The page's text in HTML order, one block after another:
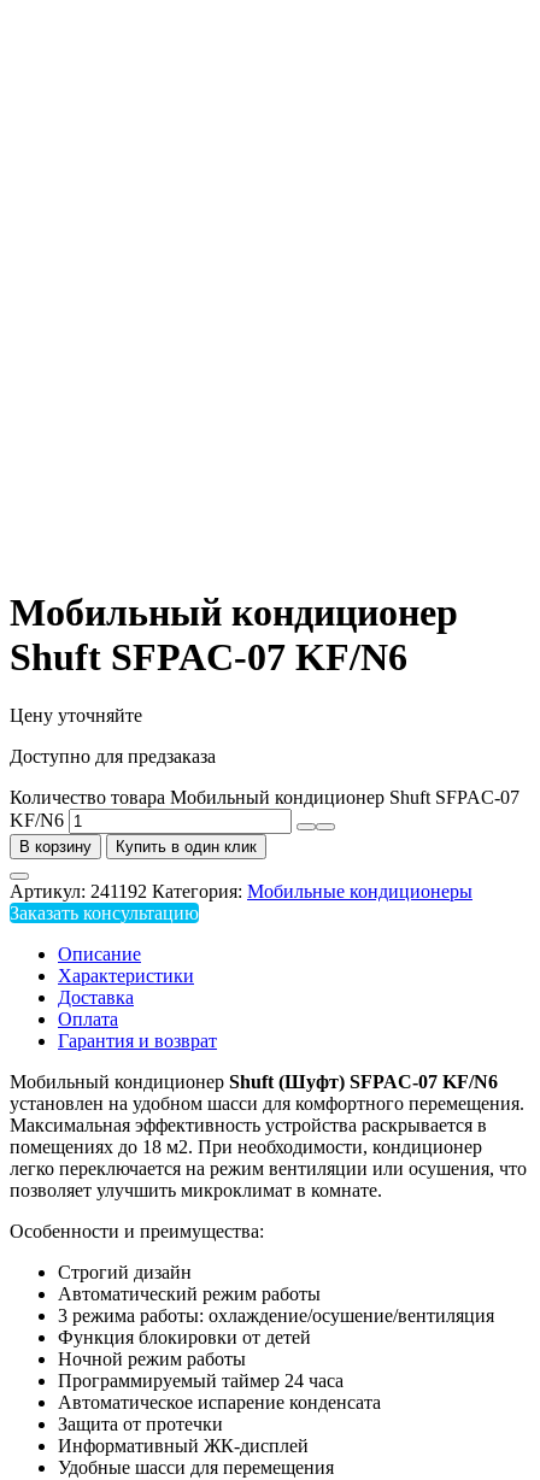
Мобильный кондиционер
Shuft SFPAC-07 KF/N6
Цену уточняйте
Доступно для предзаказа
Количество товара Мобильный кондиционер Shuft SFPAC-07
KF/N6
В корзину Купить в один клик
Артикул: 241192 Категория: Мобильные кондиционеры
Заказать консультацию
Описание
Характеристики
Доставка
Оплата
Гарантия и возврат
Мобильный кондиционер Shuft (Шуфт) SFPAC-07 KF/N6
установлен на удобном шасси для комфортного перемещения.
Максимальная эффективность устройства раскрывается в
помещениях до 18 м2. При необходимости, кондиционер
легко переключается на режим вентиляции или осушения, что
позволяет улучшить микроклимат в комнате.
Особенности и преимущества:
Строгий дизайн
Автоматический режим работы
3 режима работы: охлаждение/осушение/вентиляция
Функция блокировки от детей
Ночной режим работы
Программируемый таймер 24 часа
Автоматическое испарение конденсата
Защита от протечки
Информативный ЖК-дисплей
Удобные шасси для перемещения